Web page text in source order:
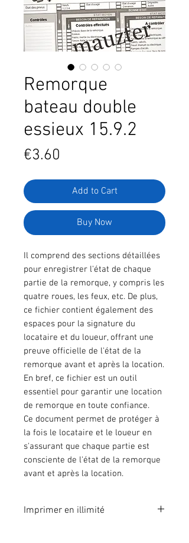
Remorque
bateau double
essieux 15.9.2
€3.60
Add to Cart
Buy Now
Il comprend des sections détaillées
pour enregistrer l'état de chaque
partie de la remorque, y compris les
quatre roues, les feux, etc. De plus,
ce fichier contient également des
espaces pour la signature du
locataire et du loueur, offrant une
preuve officielle de l'état de la
remorque avant et après la location.
En bref, ce fichier est un outil
essentiel pour garantir une location
de remorque en toute confiance.
Ce document permet de protéger à
la fois le locataire et le loueur en
s'assurant que chaque partie est
consciente de l'état de la remorque
avant et après la location.
Imprimer en illimité